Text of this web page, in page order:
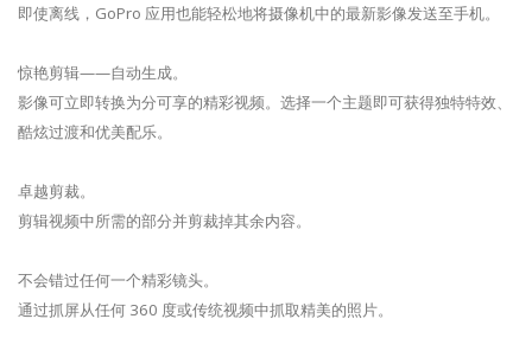
即使离线，GoPro 应用也能轻松地将摄像机中的最新影像发送至手机。
惊艳剪辑——自动生成。
影像可立即转换为分可享的精彩视频。选择一个主题即可获得独特特效、
酷炫过渡和优美配乐。
卓越剪裁。
剪辑视频中所需的部分并剪裁掉其余内容。
不会错过任何一个精彩镜头。
通过抓屏从任何 360 度或传统视频中抓取精美的照片。